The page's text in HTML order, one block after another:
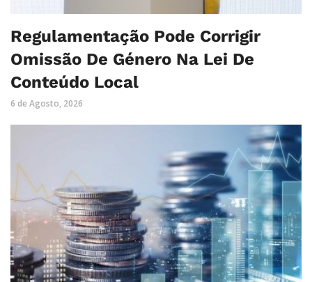
Regulamentação Pode Corrigir
Omissão De Género Na Lei De
Conteúdo Local
6 de Agosto, 2026